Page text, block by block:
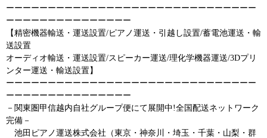
ーーーーーーーーーーーーーーーーーーーーーーーーーーーーーー
ーーーーーーーーーーーーーーー
【精密機器輸送・運送設置/ピアノ運送・引越し設置/蓄電池運送・輸
送設置
オーディオ輸送・運送設置/スピーカー運送/理化学機器運送/3Dプリ
ンター運送・輸送設置】
ーーーーーーーーーーーーーーーーーーーーーーーーーーーーーー
ーーーーーーーーーーーーーーー
－関東圏甲信越内自社グループ便にて展開中!全国配送ネットワーク
完備－
池田ピアノ運送株式会社（東京・神奈川・埼玉・千葉・山梨・群